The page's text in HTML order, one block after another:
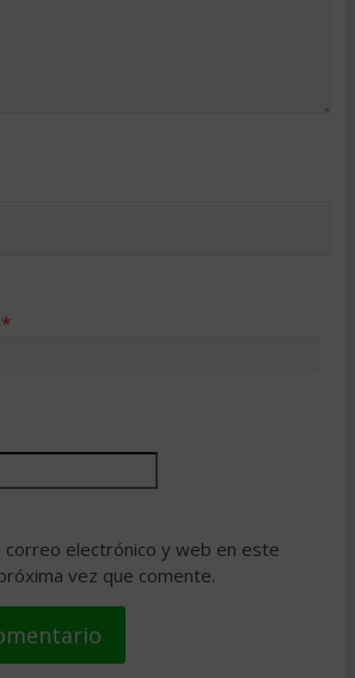
*
correo electrónico y web en este
vez que comente.